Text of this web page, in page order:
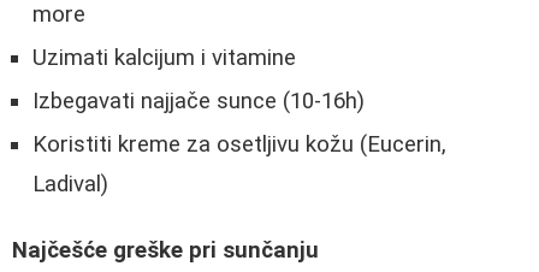
more
Uzimati kalcijum i vitamine
Izbegavati najjače sunce (10-16h)
Koristiti kreme za osetljivu kožu (Eucerin,
Ladival)
Najčešće greške pri sunčanju